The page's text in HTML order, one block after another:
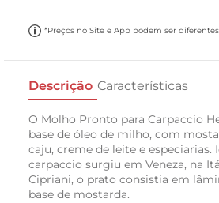
*Preços no Site e App podem ser
Descrição Características
O Molho Pronto para Carpaccio
base de óleo de milho, com
caju, creme de leite e especiarias.
carpaccio surgiu em Veneza, na
Cipriani, o prato consistia em
base de mostarda.